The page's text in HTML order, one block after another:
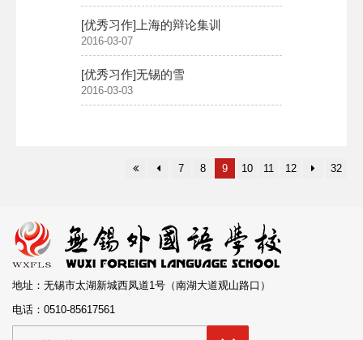
[优秀习作]上海的辩论集训
2016-03-07
[优秀习作]无锡的雪​
2016-03-03
7 8 9 10 11 12 32
地址：无锡市太湖新城西凤道1号（南湖大道观山路口）
电话：0510-85617561